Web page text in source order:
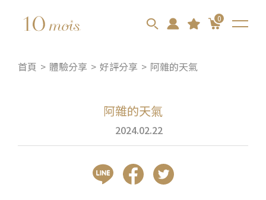
0
首頁 體驗分享 好評分享 阿雜的天氣
阿雜的天氣
2024.02.22